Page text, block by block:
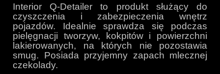
Interior Q-Detailer to produkt służący do
czyszczenia i zabezpieczenia wnętrz
pojazdów. Idealnie sprawdza się podczas
pielęgnacji tworzyw, kokpitów i powierzchni
lakierowanych, na których nie pozostawia
smug. Posiada przyjemny zapach mlecznej
czekolady.